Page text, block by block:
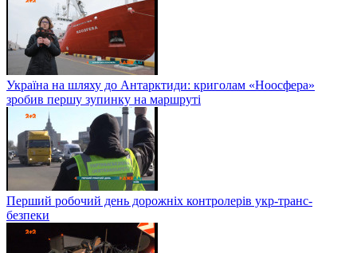
Україна на шляху до Антарктиди: криголам «Ноосфера»
зробив першу зупинку на маршруті
Перший робочий день дорожніх контролерів укр-транс-
безпеки